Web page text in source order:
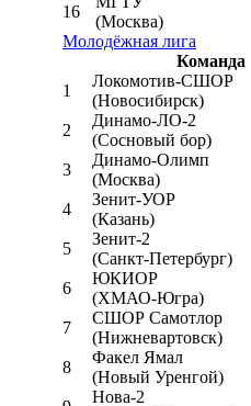
16
(Москва)
Молодёжная лига
Команда
1
Локомотив-CШОР
(Новосибирск)
2
Динамо-ЛО-2
(Сосновый бор)
3
Динамо-Олимп
(Москва)
4
Зенит-УОР
(Казань)
5
Зенит-2
(Санкт-Петербург)
6
ЮКИОР
(ХМАО-Югра)
7
СШОР Самотлор
(Нижневартовск)
8
Факел Ямал
(Новый Уренгой)
Нова-2